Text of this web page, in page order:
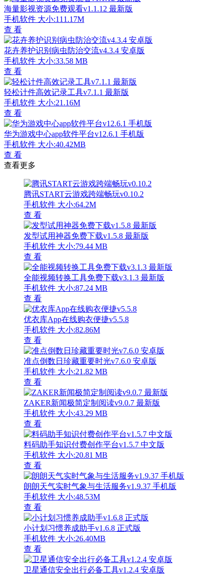
海量影视资源免费观看v1.1.12 最新版
手机软件 大小:111.17M
查 看
花卉养护识别病虫防治交流v4.3.4 安卓版
手机软件 大小:33.58 MB
查 看
轻松计件高效记录工具v7.1.1 最新版
手机软件 大小:21.16M
查 看
华为游戏中心app软件平台v12.6.1 手机版
手机软件 大小:40.42MB
查 看
查看更多
腾讯START云游戏跨端畅玩v0.10.2
手机软件 大小:64.2M
查 看
发型试用神器免费下载v1.5.8 最新版
手机软件 大小:79.44 MB
查 看
全能视频转换工具免费下载v3.1.3 最新版
手机软件 大小:87.24 MB
查 看
优衣库App在线购衣便捷v5.5.8
手机软件 大小:82.86M
查 看
准点倒数日珍藏重要时光v7.6.0 安卓版
手机软件 大小:21.82 MB
查 看
ZAKER新闻极简定制阅读v9.0.7 最新版
手机软件 大小:43.29 MB
查 看
料码助手知识付费创作平台v1.5.7 中文版
手机软件 大小:20.81 MB
查 看
朗朗天气实时气象与生活服务v1.9.37 手机版
手机软件 大小:48.53M
查 看
小计划习惯养成助手v1.6.8 正式版
手机软件 大小:26.40MB
查 看
卫星通信安全出行必备工具v1.2.4 安卓版